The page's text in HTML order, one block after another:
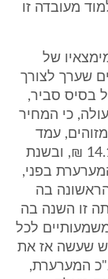
מעובדה זו
של
שערך לצורך
בסיס סביר,
מטבלה זו עולה, כי המחיר
עמד
בשנת 91' על 15.41 ₪; בשנת 92' על 14.17 ₪, ובשנת
המערערת בפני,
הראשונה בה
זו השנה בה
לכל
שעשה אז את
המערערת,